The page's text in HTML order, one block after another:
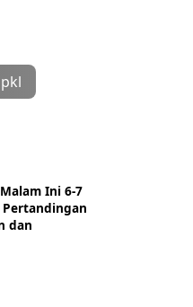
pkl
Ini 6-7
Pertandingan
dan